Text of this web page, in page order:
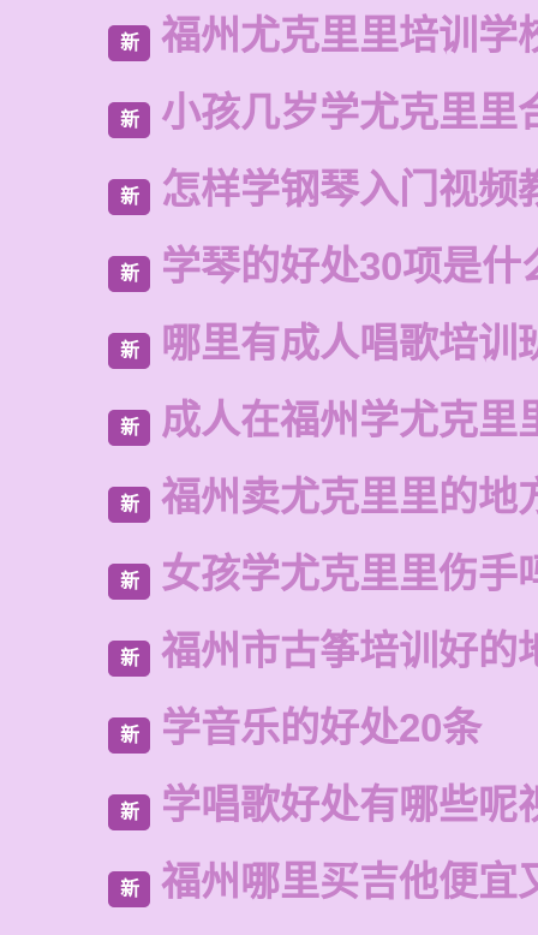
新 福州尤克里里培训学
新 小孩几岁学尤克里里
新 怎样学钢琴入门视频
新 学琴的好处30项是什
新 哪里有成人唱歌培训
新 成人在福州学尤克里
新 福州卖尤克里里的地
新 女孩学尤克里里伤手
新 福州市古筝培训好的
新 学音乐的好处20条
新 学唱歌好处有哪些呢
新 福州哪里买吉他便宜